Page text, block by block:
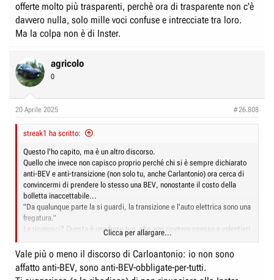
Per dire, ieri, quando siamo tornati al concessionario Hyundai, c'era una
i10 in esposizione: neanche l'ha notata, per lei era come se fosse
invisibile.
Inster, ma non è proprio l'auto per lei: troppo grande, innanzitutto.
Con la Inster, quando l'ha provata, ci si era trovata a meraviglia, sotto
tutti i punti di vista.
offerte molto più trasparenti, perchè ora di trasparente non c'è
davvero nulla, solo mille voci confuse e intrecciate tra loro.
Ma la colpa non è di Inster.
agricolo
0
20 Aprile 2025 #26.808
streak1 ha scritto:
Questo l'ho capito, ma è un altro discorso.
Quello che invece non capisco proprio perché chi si è sempre dichiarato
anti-BEV e anti-transizione (non solo tu, anche Carlantonio) ora cerca di
convincermi di prendere lo stesso una BEV, nonostante il costo della
bolletta inaccettabile...
"Da qualunque parte la si guardi, la transizione e l'auto elettrica sono una
fregatura."
La riconosci? Questa è una frase tua, che ami ripetere spesso e volentieri
E proprio ora che porto a vostra conoscenza una mia situazione personale
che avvalora questa tua frase, mi vuoi convincere a prendere una BEV
nonostante tutto?
Clicca per allargare...
Vale più o meno il discorso di Carloantonio: io non sono
affatto anti-BEV, sono anti-BEV-obbligate-per-tutti.